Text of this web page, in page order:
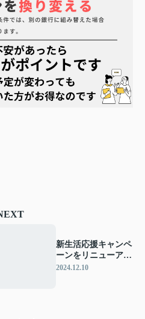
新生活応援キャンペ
ーンをリニューアル
しました！
2024.12.10